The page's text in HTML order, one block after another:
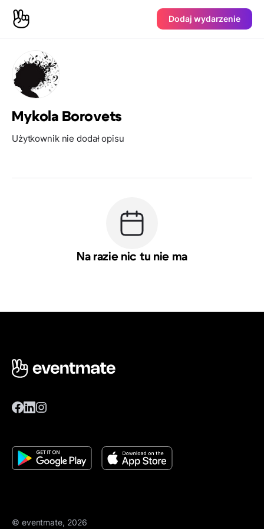
Dodaj wydarzenie
Mykola Borovets
Użytkownik nie dodał opisu
Na razie nic tu nie ma
© eventmate, 2026